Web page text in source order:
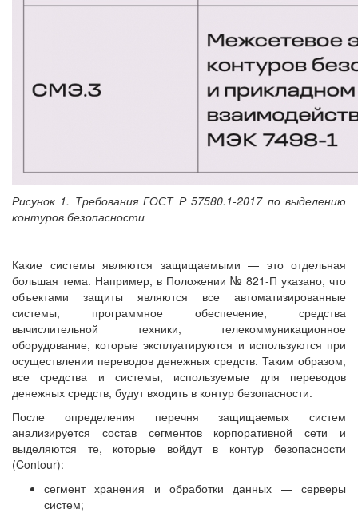
Рисунок 1. Требования ГОСТ Р 57580.1-2017 по выделению
контуров безопасности
Какие системы являются защищаемыми — это отдельная
большая тема. Например, в Положении № 821-П указано, что
объектами защиты являются все автоматизированные
системы, программное обеспечение, средства
вычислительной техники, телекоммуникационное
оборудование, которые эксплуатируются и используются при
осуществлении переводов денежных средств. Таким образом,
все средства и системы, используемые для переводов
денежных средств, будут входить в контур безопасности.
После определения перечня защищаемых систем
анализируется состав сегментов корпоративной сети и
выделяются те, которые войдут в контур безопасности
(Contour):
сегмент хранения и обработки данных — серверы
систем;